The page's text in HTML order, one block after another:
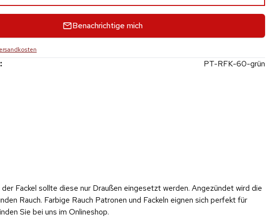
Benachrichtige mich
PT-RFK-60-grün
Fackel sollte diese nur Draußen eingesetzt werden. Angezündet wird die
Rauch. Farbige Rauch Patronen und Fackeln eignen sich perfekt für
Sie bei uns im Onlineshop.